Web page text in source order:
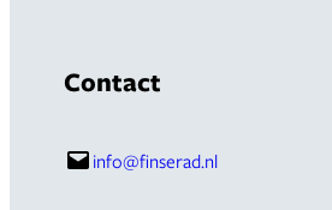
Contact
info@finserad.nl